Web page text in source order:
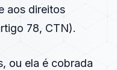
aos direitos
78, CTN).
ou ela é cobrada